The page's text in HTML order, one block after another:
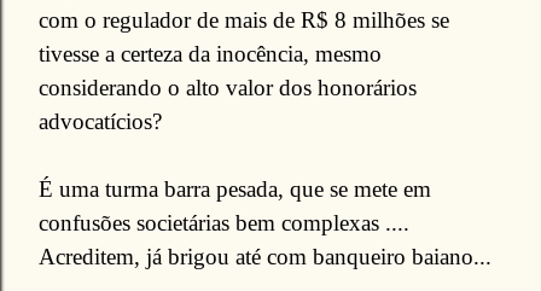
com o regulador de mais de R$ 8 milhões se
tivesse a certeza da inocência, mesmo
considerando o alto valor dos honorários
advocatícios?
É uma turma barra pesada, que se mete em
confusões societárias bem complexas ....
Acreditem, já brigou até com banqueiro baiano...